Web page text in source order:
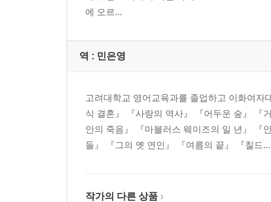
에 오르...
역 : 민은영
고려대학교 영어교육과를 졸업하고 이화여
식 결혼』 『사랑의 역사』 『어두운 숲』 『
안의 죽음』 『마블러스 웨이즈의 일 년』 『
들』 『그의 옛 연인』 『여름의 끝』 『칠드...
작가의 다른 상품